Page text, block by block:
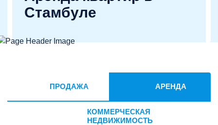
Стамбуле
ПРОДАЖА АРЕНДА
КОММЕРЧЕСКАЯ
НЕДВИЖИМОСТЬ